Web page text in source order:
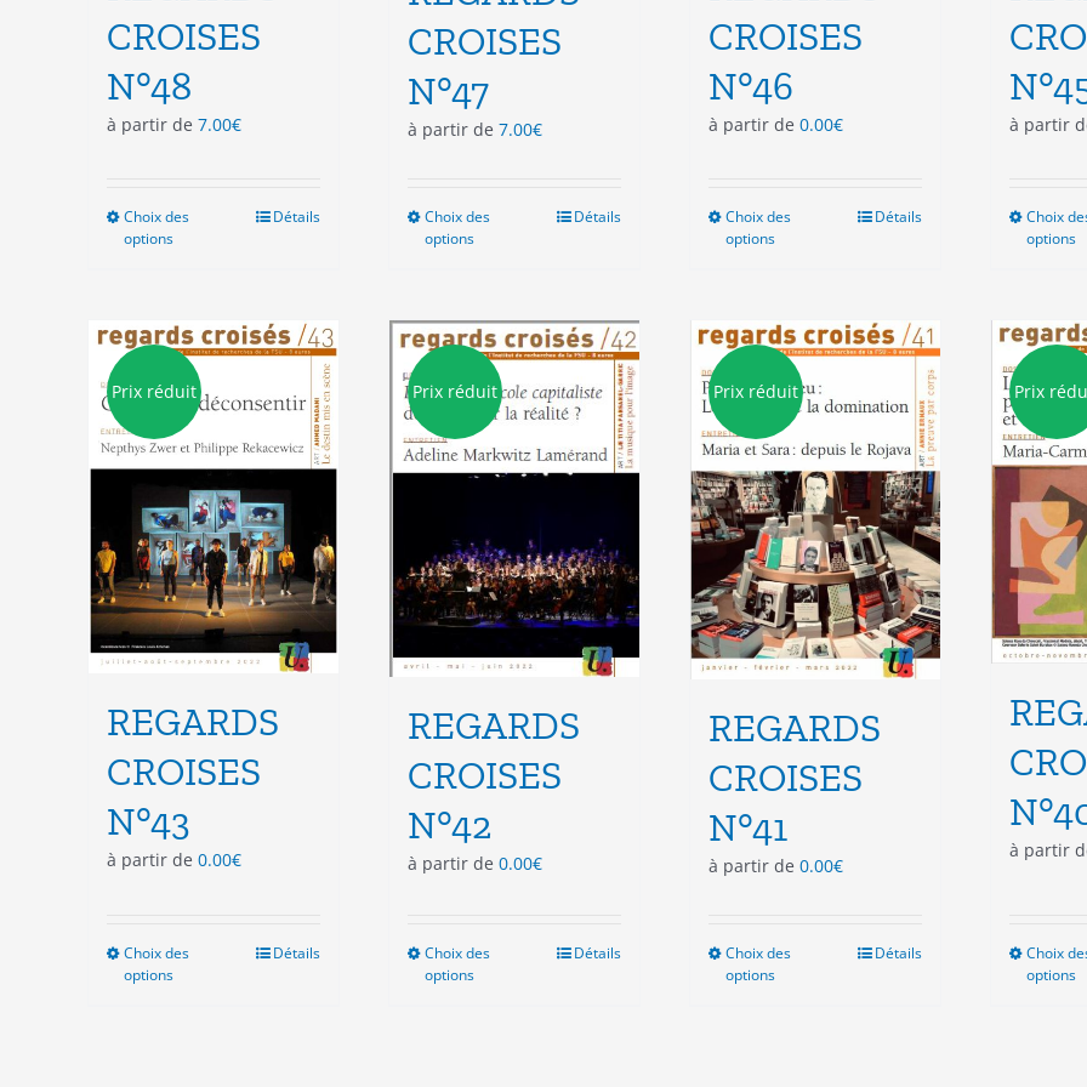
CROISES
N°48
à partir de 7.00€
Choix des
options
variations.
Les
peuvent
choisies
sur
la
page
du
produit
Détails
CROISES
N°47
à partir de 7.00€
Choix des
options
variations.
Les
peuvent
choisies
sur
page
du
produit
Détails
CROISES
N°46
à partir de 0.00€
Choix des
options
variations.
Les
peuvent
choisies
sur
la
page
du
produit
Détails
à partir
Choix
options
Prix réduit
REGARDS
CROISES
N°43
à partir de 0.00€
Choix des
options
Détails
Prix réduit
REGARDS
CROISES
N°42
à partir de 0.00€
Choix des
options
Détails
Prix réduit
REGARDS
CROISES
N°41
à partir de 0.00€
Choix des
options
Détails
Prix
à partir
Choix
options